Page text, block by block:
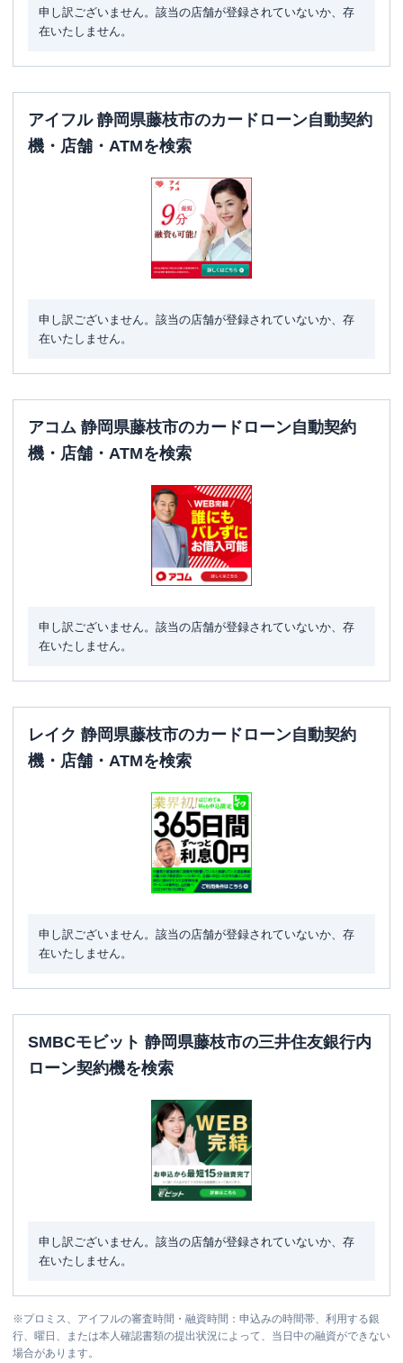
申し訳ございません。該当の店舗が登録されていないか、存
在いたしません。
アイフル 静岡県藤枝市のカードローン自動契約
機・店舗・ATMを検索
申し訳ございません。該当の店舗が登録されていないか、存
在いたしません。
アコム 静岡県藤枝市のカードローン自動契約
機・店舗・ATMを検索
申し訳ございません。該当の店舗が登録されていないか、存
在いたしません。
レイク 静岡県藤枝市のカードローン自動契約
機・店舗・ATMを検索
申し訳ございません。該当の店舗が登録されていないか、存
在いたしません。
SMBCモビット 静岡県藤枝市の三井住友銀行内
ローン契約機を検索
申し訳ございません。該当の店舗が登録されていないか、存
在いたしません。
※プロミス、アイフルの審査時間・融資時間：申込みの時間帯、利用する銀
行、曜日、または本人確認書類の提出状況によって、当日中の融資ができない
場合があります。